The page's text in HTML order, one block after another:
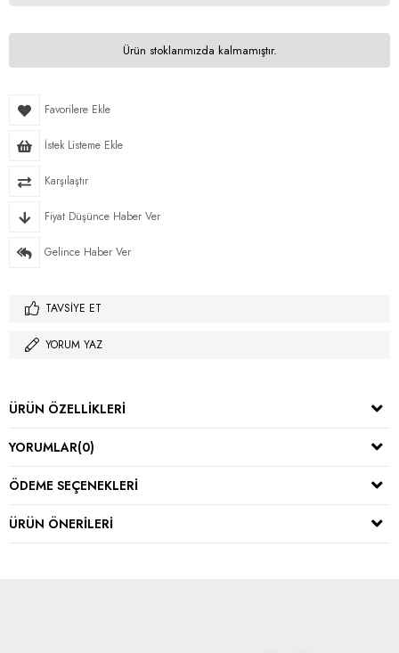
Ürün stoklarımızda kalmamıştır.
Favorilere Ekle
İstek Listeme Ekle
Karşılaştır
Fiyat Düşünce Haber Ver
Gelince Haber Ver
TAVSIYE ET
YORUM YAZ
ÜRÜN ÖZELLIKLERI
YORUMLAR(0)
ÖDEME SEÇENEKLERI
ÜRÜN ÖNERILERI